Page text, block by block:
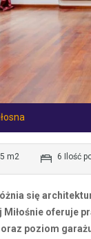
m2 6 Ilość
się
Miłośnie oferuje
poziom